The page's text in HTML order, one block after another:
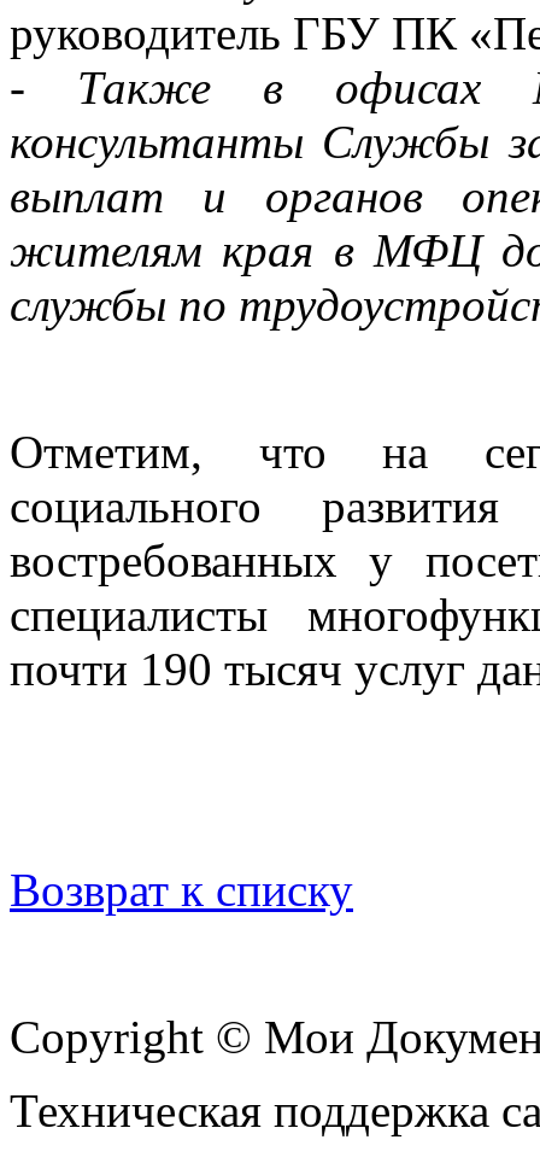
руководитель ГБУ ПК
- Также в офисах
консультанты Службы
выплат и органов
жителям края в МФЦ
службы по
Отметим, что на
социального
востребованных у
специалисты
почти 190 тысяч услуг
Возврат к списку
Copyright © Мои
Техническая поддержка